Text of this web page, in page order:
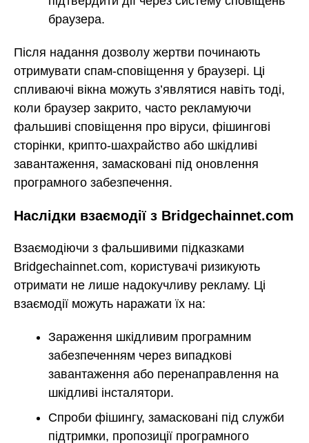
браузера.
Після надання дозволу жертви починають
отримувати спам-сповіщення у браузері. Ці
спливаючі вікна можуть з’являтися навіть тоді,
коли браузер закрито, часто рекламуючи
фальшиві сповіщення про віруси, фішингові
сторінки, крипто-шахрайство або шкідливі
завантаження, замасковані під оновлення
програмного забезпечення.
Наслідки взаємодії з Bridgechainnet.com
Взаємодіючи з фальшивими підказками
Bridgechainnet.com, користувачі ризикують
отримати не лише надокучливу рекламу. Ці
взаємодії можуть наражати їх на:
Зараження шкідливим програмним
забезпеченням через випадкові
завантаження або перенаправлення на
шкідливі інсталятори.
Спроби фішингу, замасковані під служби
підтримки, пропозиції програмного